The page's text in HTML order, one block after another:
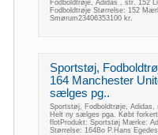
Fodboldtrøje, Adidas , str. 152
Fodboldtrøje Størrelse: 152
Smørum23406353100 kr.
Sportstøj,
164 Manchester
sælges pg..
Sportstøj, Fodboldtrøje,
Helt ny sælges pga. Købt
flotProdukt: Sportstøj Mærke:
Størrelse: 164Bo P.Hans